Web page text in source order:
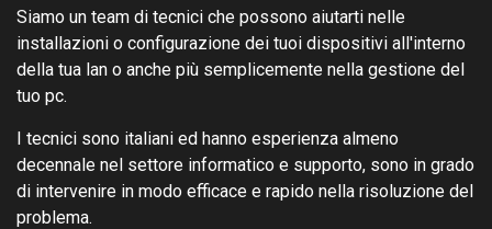
Siamo un team di tecnici che possono aiutarti nelle
installazioni o configurazione dei tuoi dispositivi all'interno
della tua lan o anche più semplicemente nella gestione del
tuo pc.
I tecnici sono italiani ed hanno esperienza almeno
decennale nel settore informatico e supporto, sono in grado
di intervenire in modo efficace e rapido nella risoluzione del
problema.